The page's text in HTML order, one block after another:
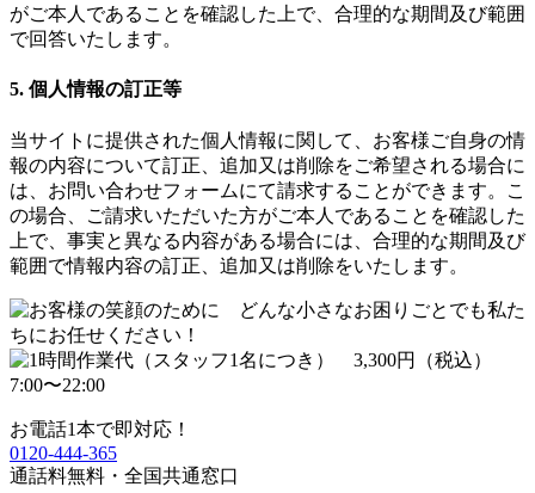
がご本人であることを確認した上で、合理的な期間及び範囲
で回答いたします。
5. 個人情報の訂正等
当サイトに提供された個人情報に関して、お客様ご自身の情
報の内容について訂正、追加又は削除をご希望される場合に
は、お問い合わせフォームにて請求することができます。こ
の場合、ご請求いただいた方がご本人であることを確認した
上で、事実と異なる内容がある場合には、合理的な期間及び
範囲で情報内容の訂正、追加又は削除をいたします。
お電話1本で即対応！
0120-444-365
通話料無料・全国共通窓口